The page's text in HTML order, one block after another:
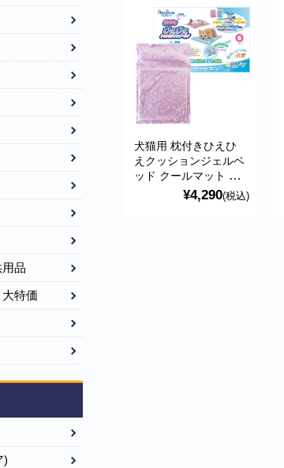
犬猫用 枕付きひえひ
えクッションジェルベ
ッド クールマット S
ピンク ペッツルート
¥4,290(税込)
品
特価
)